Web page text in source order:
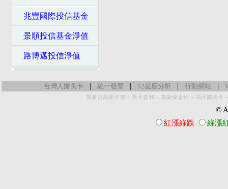
兆豐國際投信基金
景順投信基金淨值
路博邁投信淨值
台灣人辦美卡 | 統一發票 | 12星座分析 | 行動網站 |
萬豪史高開卡禮 - 美卡套利 - 萬豪煉金術 - 高回饋美卡
©
紅漲綠跌
綠漲